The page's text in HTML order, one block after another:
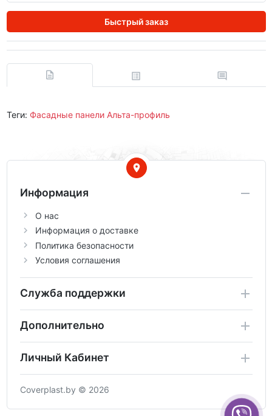
Быстрый заказ
Теги: Фасадные панели Альта-профиль
Информация
О нас
Информация о доставке
Политика безопасности
Условия соглашения
Служба поддержки
Дополнительно
Личный Кабинет
Coverplast.by © 2026